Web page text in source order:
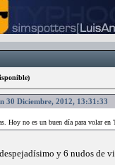
30 Diciembre, 2012, 13:31:33
Hoy no es un buen día para volar
y 6 nudos de